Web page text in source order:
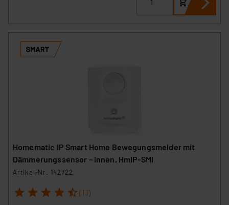
Homematic IP Smart Home Bewegungsmelder mit
Dämmerungssensor – innen, HmIP-SMI
Artikel-Nr. 142722
1 2 3 4 5 (11)